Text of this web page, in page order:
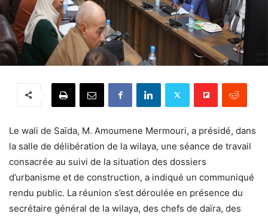
Le wali de Saïda, M. Amoumene Mermouri, a présidé, dans
la salle de délibération de la wilaya, une séance de travail
consacrée au suivi de la situation des dossiers
d’urbanisme et de construction, a indiqué un communiqué
rendu public. La réunion s’est déroulée en présence du
secrétaire général de la wilaya, des chefs de daïra, des